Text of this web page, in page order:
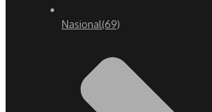
Nasional(69)